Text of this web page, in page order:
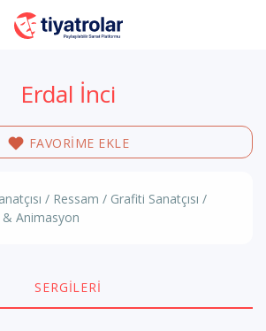
Erdal İnci
FAVORİME EKLE
/ Ressam / Grafiti Sanatçısı /
Animasyon
SERGILERI